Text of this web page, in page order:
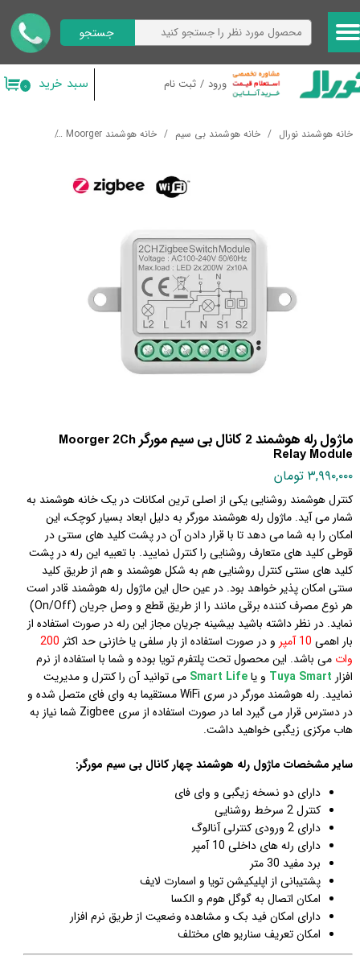
ورود / ثبت نام
حساب کاربری من
تغییر گذر واژه
خروج از حساب کاربری
جستجو
۰ سبد خرید
خانه هوشمند نورال خانه هوشمند بی سیم خانه هوشمند Moorger
ماژول رله هوشمند 2 کانال بی سیم مورگر Moorger 2Ch
Relay Module
۳,۹۹۰,۰۰۰ تومان
کنترل هوشمند روشنایی یکی از اصلی ترین امکانات در یک خانه هوشمند به
شمار می آید. ماژول رله هوشمند مورگر به دلیل ابعاد بسیار کوچک، این
امکان را به شما می دهد تا با قرار دادن آن در پشت کلید های سنتی در
قوطی کلید های متعارف روشنایی را کنترل نمایید. با تعبیه این رله در پشت
کلید های سنتی کنترل روشنایی هم به شکل هوشمند و هم از طریق کلید
سنتی امکان پذیر خواهد بود. در عین حال این ماژول رله هوشمند قادر است
هر نوع مصرف کننده برقی مانند را از طریق قطع و وصل جریان (On/Off)
نماید. در نظر داشته باشید بیشینه جریان مجاز این رله در صورت استفاده از
بار اهمی
و در صورت استفاده از بار سلفی یا خازنی حد اکثر 200
وات می باشد. این محصول تحت پلتفرم تویا بوده و شما با استفاده از نرم
افزار Tuya Smart و یاSmart Life می توانید آن را کنترل و مدیریت
نمایید. رله هوشمند مورگر در سری WiFi مستقیما به وای فای متصل شده و
در دسترس قرار می گیرد اما در صورت استفاده از سری Zigbee شما نیاز به
هاب مرکزی زیگبی خواهید داشت.
سایر مشخصات ماژول رله هوشمند چهار کانال بی سیم مورگر:
دارای دو نسخه زیگبی و وای فای
کنترل 2 سرخط روشنایی
دارای 2 ورودی کنترلی آنالوگ
دارای رله های داخلی 10 آمپر
برد مفید 30 متر
پشتیبانی از اپلیکیشن تویا و اسمارت لایف
امکان اتصال به گوگل هوم و الکسا
دارای امکان فید بک و مشاهده وضعیت از طریق نرم افزار
امکان تعریف سناریو های مختلف